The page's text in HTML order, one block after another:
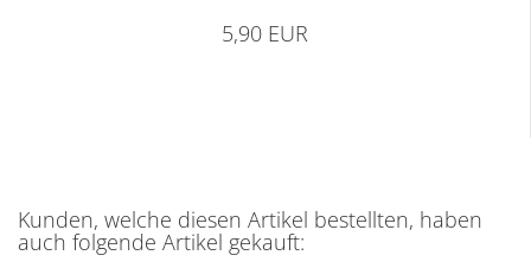
5,90 EUR
Kunden, welche diesen Artikel bestellten, haben
auch folgende Artikel gekauft: